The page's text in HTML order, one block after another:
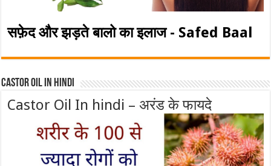
सफ़ेद और झड़ते बालो का इलाज - Safed Baal
Castor Oil In Hindi
Castor Oil In hindi – अरंड के फायदे